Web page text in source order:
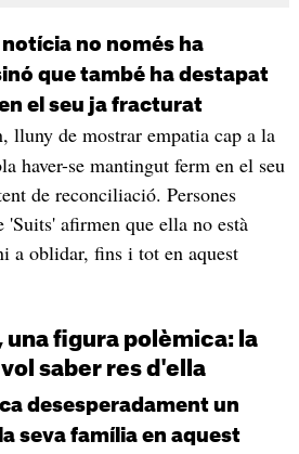
no només ha
que també ha destapat
el seu ja fracturat
lluny de mostrar empatia cap a la
haver-se mantingut ferm en el seu
de reconciliació. Persones
'Suits' afirmen que ella no està
a oblidar, fins i tot en aquest
una figura polèmica: la
saber res d'ella
desesperadament un
seva família en aquest